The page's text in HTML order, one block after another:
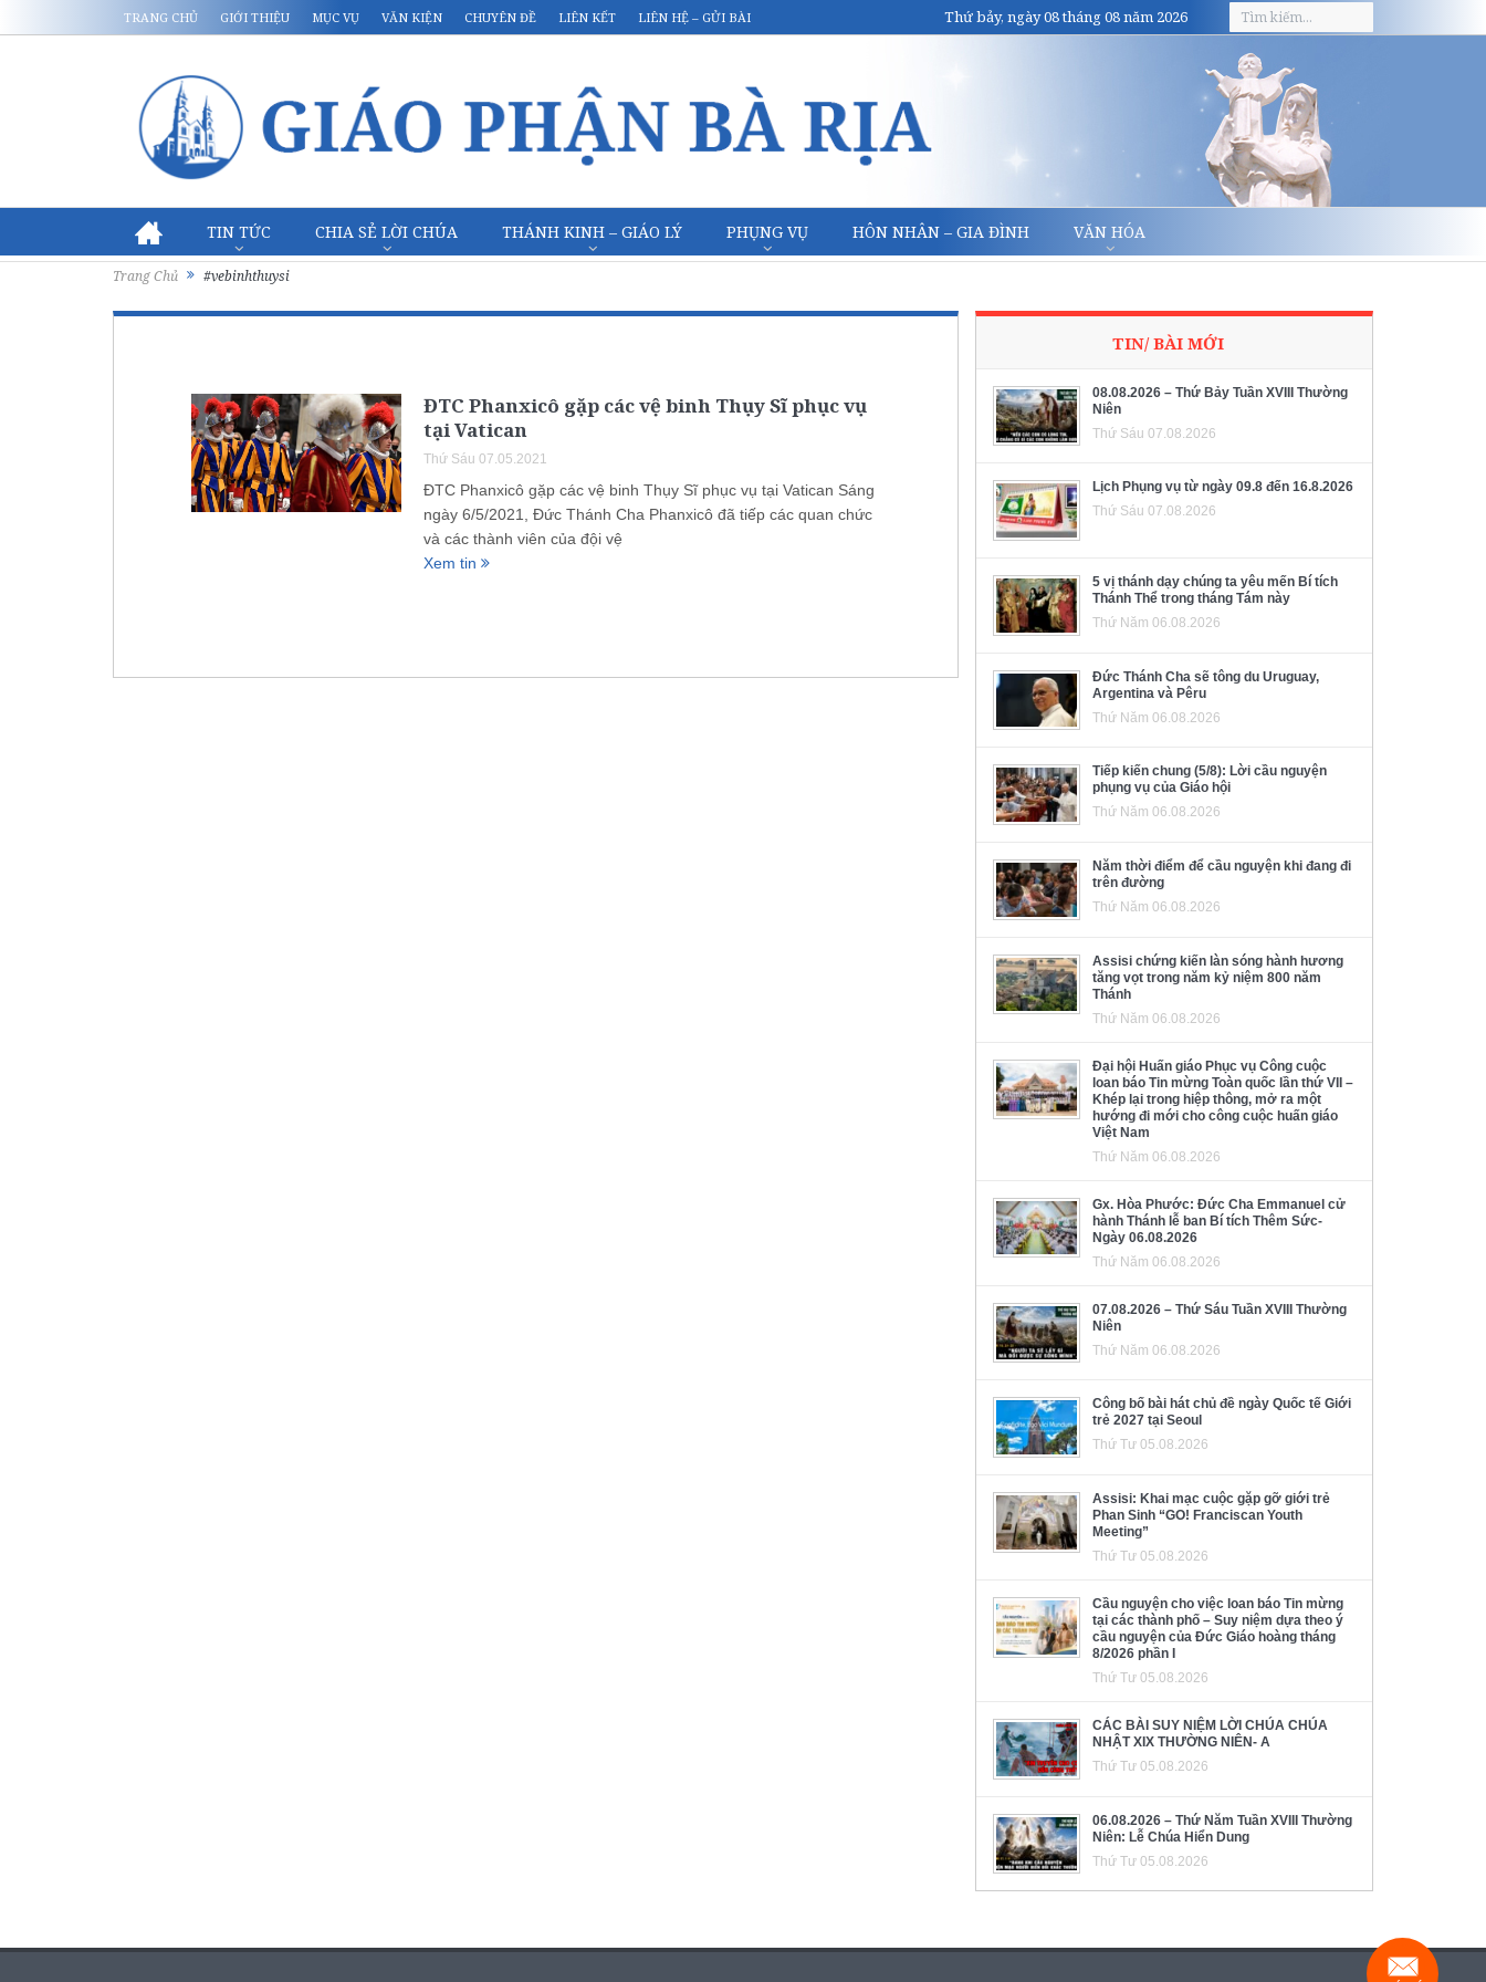
TRANG CHỦ GIỚI THIỆU MỤC VỤ VĂN KIỆN CHUYÊN ĐỀ LIÊN KẾT LIÊN HỆ – GỬI BÀI Thứ bảy, ngày 08 tháng 08 năm 2026
TIN TỨC CHIA SẺ LỜI CHÚA THÁNH KINH – GIÁO LÝ PHỤNG VỤ HÔN NHÂN – GIA ĐÌNH VĂN HÓA
Trang Chủ #vebinhthuysi
ĐTC Phanxicô gặp các vệ binh Thụy Sĩ phục vụ
tại Vatican
Thứ Sáu 07.05.2021
ĐTC Phanxicô gặp các vệ binh Thụy Sĩ phục vụ tại Vatican Sáng
ngày 6/5/2021, Đức Thánh Cha Phanxicô đã tiếp các quan chức
và các thành viên của đội vệ
Xem tin
TIN/ BÀI MỚI
08.08.2026 – Thứ Bảy Tuần XVIII Thường
Niên
Thứ Sáu 07.08.2026
Lịch Phụng vụ từ ngày 09.8 đến 16.8.2026
Thứ Sáu 07.08.2026
5 vị thánh dạy chúng ta yêu mến Bí tích
Thánh Thể trong tháng Tám này
Thứ Năm 06.08.2026
Đức Thánh Cha sẽ tông du Uruguay,
Argentina và Pêru
Thứ Năm 06.08.2026
Tiếp kiến chung (5/8): Lời cầu nguyện
phụng vụ của Giáo hội
Thứ Năm 06.08.2026
Năm thời điểm để cầu nguyện khi đang đi
trên đường
Thứ Năm 06.08.2026
Assisi chứng kiến làn sóng hành hương
tăng vọt trong năm kỷ niệm 800 năm
Thánh
Thứ Năm 06.08.2026
Đại hội Huấn giáo Phục vụ Công cuộc
loan báo Tin mừng Toàn quốc lần thứ VII –
Khép lại trong hiệp thông, mở ra một
hướng đi mới cho công cuộc huấn giáo
Việt Nam
Thứ Năm 06.08.2026
Gx. Hòa Phước: Đức Cha Emmanuel cử
hành Thánh lễ ban Bí tích Thêm Sức-
Ngày 06.08.2026
Thứ Năm 06.08.2026
07.08.2026 – Thứ Sáu Tuần XVIII Thường
Niên
Thứ Năm 06.08.2026
Công bố bài hát chủ đề ngày Quốc tế Giới
trẻ 2027 tại Seoul
Thứ Tư 05.08.2026
Assisi: Khai mạc cuộc gặp gỡ giới trẻ
Phan Sinh “GO! Franciscan Youth
Meeting”
Thứ Tư 05.08.2026
Cầu nguyện cho việc loan báo Tin mừng
tại các thành phố – Suy niệm dựa theo ý
cầu nguyện của Đức Giáo hoàng tháng
8/2026 phần I
Thứ Tư 05.08.2026
CÁC BÀI SUY NIỆM LỜI CHÚA CHÚA
NHẬT XIX THƯỜNG NIÊN- A
Thứ Tư 05.08.2026
06.08.2026 – Thứ Năm Tuần XVIII Thường
Niên: Lễ Chúa Hiển Dung
Thứ Tư 05.08.2026